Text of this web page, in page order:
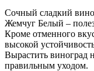
Сочный сладкий
Жемчуг Белый –
Кроме отменного
высокой
Вырастить виноград
правильным уходом.